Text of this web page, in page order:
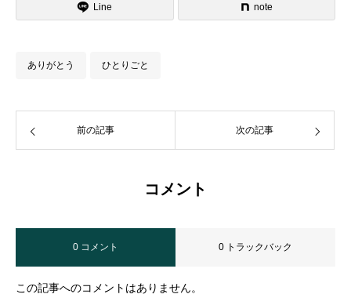
Line note
ありがとう ひとりごと
前の記事 次の記事
コメント
0 コメント 0 トラックバック
この記事へのコメントはありません。